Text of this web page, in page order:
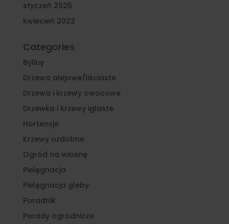
styczeń 2025
kwiecień 2022
Categories
Byliny
Drzewa alejowe/liściaste
Drzewa i krzewy owocowe
Drzewka i krzewy iglaste
Hortensje
Krzewy ozdobne
Ogród na wiosnę
Pielęgnacja
Pielęgnacja gleby
Poradnik
Porady ogrodnicze